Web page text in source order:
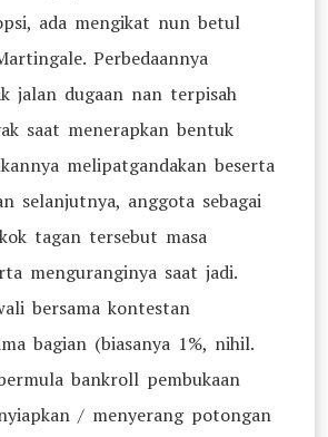
ada mengikat nun betul
Perbedaannya
jalan dugaan nan terpisah
saat menerapkan bentuk
melipatgandakan beserta
selanjutnya, anggota sebagai
tagan tersebut masa
menguranginya saat jadi.
bersama kontestan
bagian (biasanya 1%, nihil.
bankroll pembukaan
/ menyerang potongan